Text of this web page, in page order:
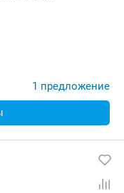
дозагрузки белья
1 предложение